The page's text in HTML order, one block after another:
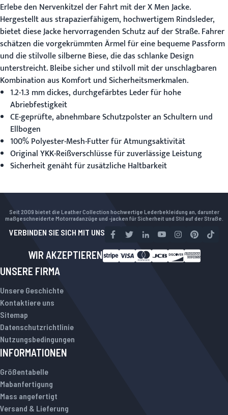
Erlebe den Nervenkitzel der Fahrt mit derX Men Jacke.
Hergestellt aus strapazierfähigem, hochwertigem Rindsleder,
bietet diese Jacke hervorragenden Schutz auf der Straße. Fahrer
schätzen die vorgekrümmten Ärmel für eine bequeme Passform
und die stilvolle silberne Biese, die das schlanke Design
unterstreicht. Bleibe sicher und stilvoll mit der unschlagbaren
Kombination aus Komfort und Sicherheitsmerkmalen.
1.2-1.3 mm dickes, durchgefärbtes Leder für hohe
Abriebfestigkeit
CE-geprüfte, abnehmbare Schutzpolster an Schultern und
Ellbogen
100% Polyester-Mesh-Futter für Atmungsaktivität
Original YKK-Reißverschlüsse für zuverlässige Leistung
Sicherheit genäht für zusätzliche Haltbarkeit
Seit 2009 bietet die Leather Collection hochwertige Lederbekleidung an, darunter
maßgeschneiderte Motorradanzüge und -jacken für Sicherheit und Stil auf der Straße.
VERBINDEN SIE SICH MIT UNS
WIR AKZEPTIEREN
UNSERE FIRMA
Unsere Geschichte
Kontaktiere uns
Sitemap
Datenschutzrichtlinie
Nutzungsbedingungen
INFORMATIONEN
Größentabelle
Mabanfertigung
Mass angefertigt
Versand & Lieferung